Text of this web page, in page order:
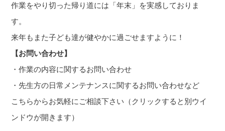
作業をやり切った帰り道には「年末」を実感しておりま
す。
来年もまた子ども達が健やかに過ごせますように！
【お問い合わせ】
・作業の内容に関するお問い合わせ
・先生方の日常メンテナンスに関するお問い合わせなど
こちらからお気軽にご相談下さい（クリックすると別ウイ
ンドウが開きます）